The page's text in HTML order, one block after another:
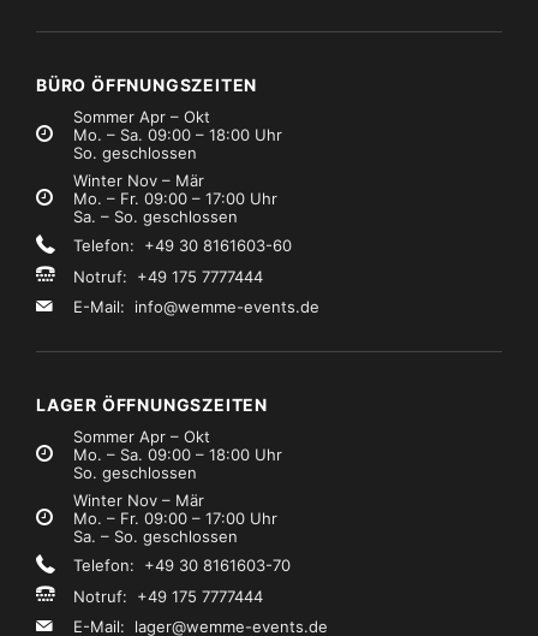
BÜRO ÖFFNUNGSZEITEN
Sommer Apr – Okt
Mo. – Sa. 09:00 – 18:00 Uhr
So. geschlossen
Winter Nov – Mär
Mo. – Fr. 09:00 – 17:00 Uhr
Sa. – So. geschlossen
Telefon: +49 30 8161603-60
Notruf: +49 175 7777444
E-Mail: info@wemme-events.de
LAGER ÖFFNUNGSZEITEN
Sommer Apr – Okt
Mo. – Sa. 09:00 – 18:00 Uhr
So. geschlossen
Winter Nov – Mär
Mo. – Fr. 09:00 – 17:00 Uhr
Sa. – So. geschlossen
Telefon: +49 30 8161603-70
Notruf: +49 175 7777444
E-Mail: lager@wemme-events.de